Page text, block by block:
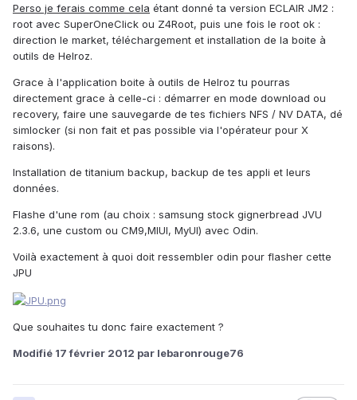
Perso je ferais comme cela étant donné ta version ECLAIR JM2 :
root avec SuperOneClick ou Z4Root, puis une fois le root ok :
direction le market, téléchargement et installation de la boite à
outils de Helroz.
Grace à l'application boite à outils de Helroz tu pourras
directement grace à celle-ci : démarrer en mode download ou
recovery, faire une sauvegarde de tes fichiers NFS / NV DATA, dé
simlocker (si non fait et pas possible via l'opérateur pour X
raisons).
Installation de titanium backup, backup de tes appli et leurs
données.
Flashe d'une rom (au choix : samsung stock gignerbread JVU
2.3.6, une custom ou CM9,MIUI, MyUI) avec Odin.
Voilà exactement à quoi doit ressembler odin pour flasher cette
JPU
Que souhaites tu donc faire exactement ?
Modifié 17 février 2012 par lebaronrouge76